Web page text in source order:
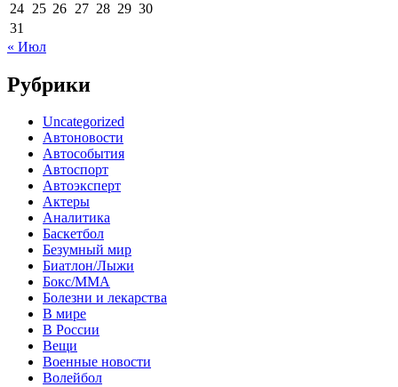
24 25 26 27 28 29 30
31
« Июл
Рубрики
Uncategorized
Автоновости
Автособытия
Автоспорт
Автоэксперт
Актеры
Аналитика
Баскетбол
Безумный мир
Биатлон/Лыжи
Бокс/MMA
Болезни и лекарства
В мире
В России
Вещи
Военные новости
Волейбол